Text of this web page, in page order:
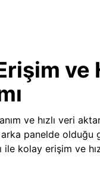
ve
ve hızlı veri
panelde olduğu
kolay erişim ve